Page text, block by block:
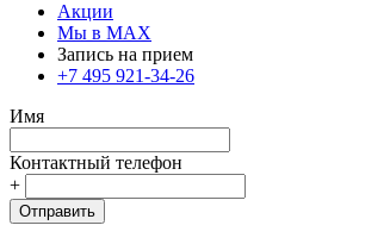
Акции
Мы в MAX
Запись на прием
+7 495 921-34-26
Имя
Контактный телефон
+
Отправить